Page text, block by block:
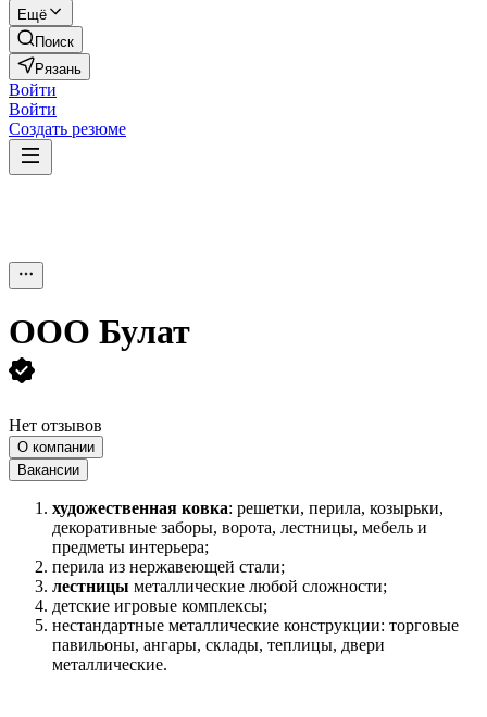
Ещё
Поиск
Рязань
Войти
Войти
Создать резюме
ООО Булат
Нет отзывов
О компании
Вакансии
художественная ковка: решетки, перила, козырьки,
декоративные заборы, ворота, лестницы, мебель и
предметы интерьера;
перила из нержавеющей стали;
лестницы металлические любой сложности;
детские игровые комплексы;
нестандартные металлические конструкции: торговые
павильоны, ангары, склады, теплицы, двери
металлические.